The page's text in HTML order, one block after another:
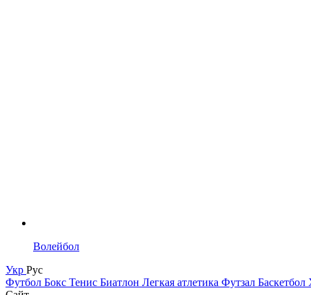
Волейбол
Укр Рус
Футбол Бокс Тенис Биатлон Легкая атлетика Футзал Баскетбол